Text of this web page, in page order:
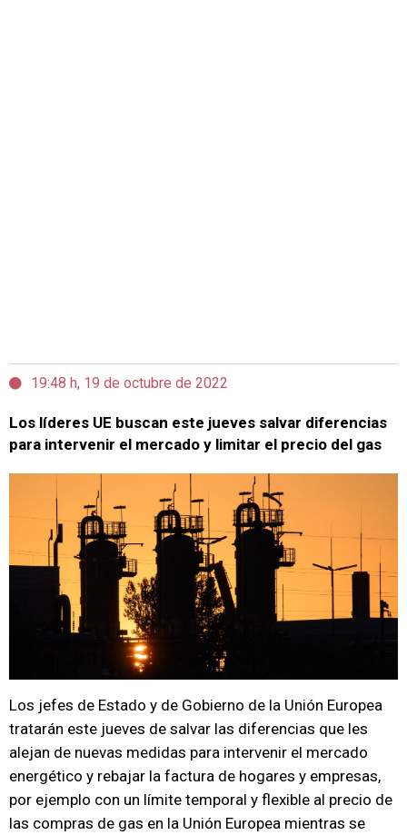
19:48 h, 19 de octubre de 2022
Los líderes UE buscan este jueves salvar diferencias
para intervenir el mercado y limitar el precio del gas
Los jefes de Estado y de Gobierno de la Unión Europea
tratarán este jueves de salvar las diferencias que les
alejan de nuevas medidas para intervenir el mercado
energético y rebajar la factura de hogares y empresas,
por ejemplo con un límite temporal y flexible al precio de
las compras de gas en la Unión Europea mientras se